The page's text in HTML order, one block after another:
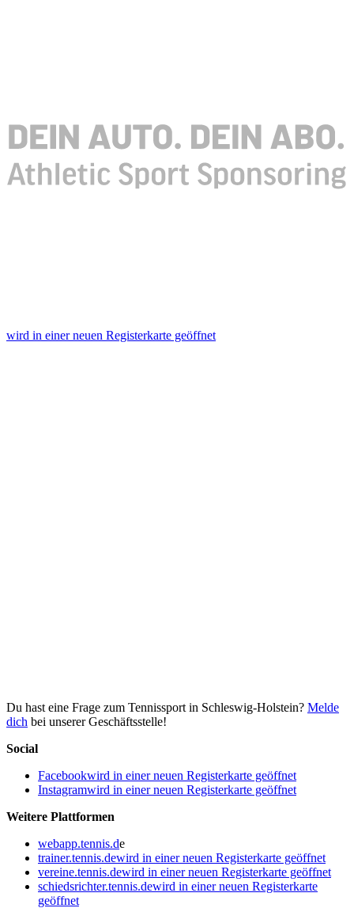
wird in einer neuen Registerkarte geöffnet
Du hast eine Frage zum Tennissport in Schleswig-Holstein? Melde
dich bei unserer Geschäftsstelle!
Social
Facebookwird in einer neuen Registerkarte geöffnet
Instagramwird in einer neuen Registerkarte geöffnet
Weitere Plattformen
webapp.tennis.de
trainer.tennis.dewird in einer neuen Registerkarte geöffnet
vereine.tennis.dewird in einer neuen Registerkarte geöffnet
schiedsrichter.tennis.dewird in einer neuen Registerkarte
geöffnet